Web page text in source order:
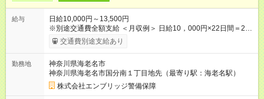
給与
日給10,000円～13,500円
※別途交通費全額支給 ＜月収例＞ 日給10，000円×22日間＝22
万円 ◆スタートダッシュに 入社祝金最大200，000円を支給！
研修手当(法定研修20時間)：24，500円支給！ ◆昇給あり 資格
用の履歴を提出で、交通費全額支給！ 自動車通勤・バイク通勤
もOK ◆日当保証 たとえ仕事が1時間で終わっても 日当は全額お
支払いします！ 業者さんと協力し合って、早く仕事を終えるほ
ど、お得……！ ◆その他 資格応援手当・隊長手当等 アルバイ
交通費別途支給あり
勤務地
神奈川県海老名市
神奈川県海老名市国分南１丁目地先（最寄り駅：海老名駅）
株式会社エンブリッジ警備保障